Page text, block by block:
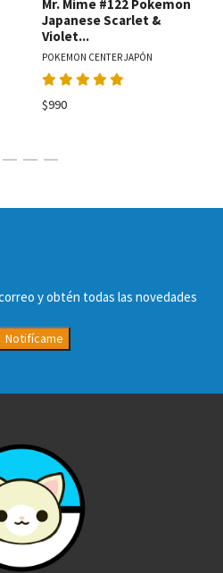
Mr. Mime #122 Pokemon
Japanese Scarlet &
Violet...
POKEMON CENTER JAPÓN
$990
y obtén todas las novedades
Notifícame